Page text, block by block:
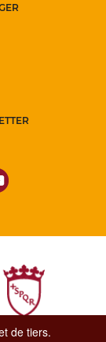
de tiers.